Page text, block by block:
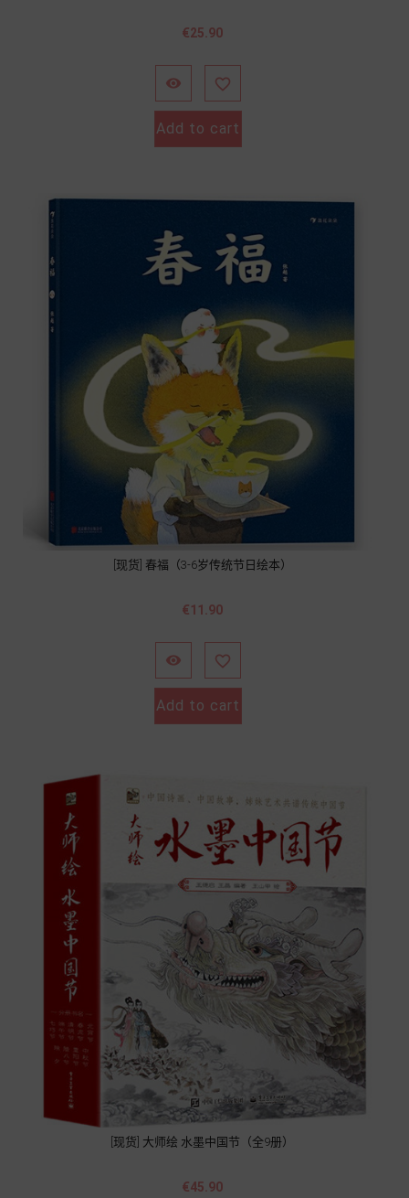
價
€25.90
 
Add to cart
[现货] 春福（3-6岁传统节日绘本）
價
€11.90
 
Add to cart
[现货] 大师绘 水墨中国节（全9册）
價
€45.90